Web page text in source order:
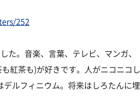
252
た。音楽、言葉、テレビ、マンガ、
紅茶も)が好きです。人がニコニコし
ルフィニウム。将来はしろたんに埋